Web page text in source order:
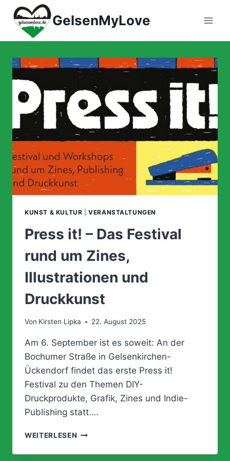
Zum
Inhalt
springen
GelsenMyLove
KUNST & KULTUR |VERANSTALTUNGEN
Press it! – Das Festival
rund um Zines,
Illustrationen und
Druckkunst
Von Kirsten Lipka 22. August 2025
Am 6. September ist es soweit: An der
Bochumer Straße in Gelsenkirchen-
Ückendorf findet das erste Press it!
Festival zu den Themen DIY-
Druckprodukte, Grafik, Zines und Indie-
Publishing statt….
WEITERLESEN PRESS
–